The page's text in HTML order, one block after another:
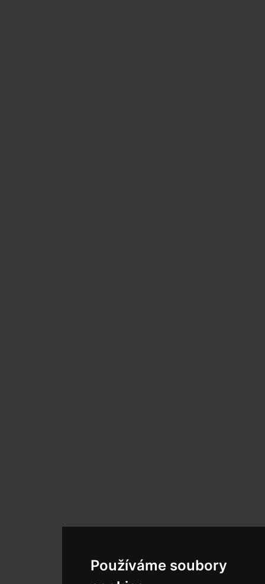
Používáme soubory